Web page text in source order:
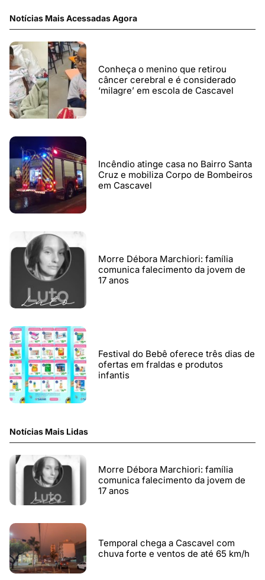
Notícias Mais Acessadas Agora
Conheça o menino que retirou
câncer cerebral e é considerado
‘milagre’ em escola de Cascavel
Incêndio atinge casa no Bairro Santa
Cruz e mobiliza Corpo de Bombeiros
em Cascavel
Morre Débora Marchiori: família
comunica falecimento da jovem de
17 anos
Festival do Bebê oferece três dias de
ofertas em fraldas e produtos
infantis
Notícias Mais Lidas
Morre Débora Marchiori: família
comunica falecimento da jovem de
17 anos
Temporal chega a Cascavel com
chuva forte e ventos de até 65 km/h